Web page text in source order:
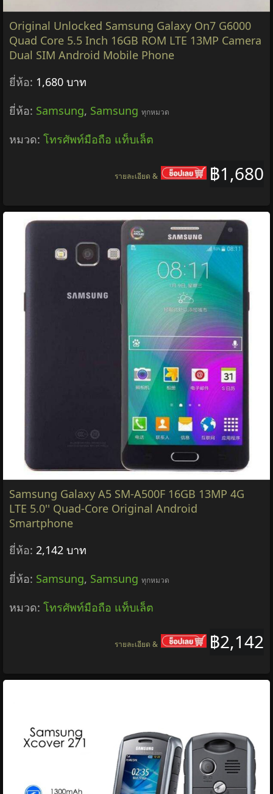
Original Unlocked Samsung Galaxy On7 G6000
Quad Core 5.5 Inch 16GB ROM LTE 13MP Camera
Dual SIM Android Mobile Phone
ยี่ห้อ: 1,680 บาท
ยี่ห้อ: Samsung, Samsung ทุกหมวด
หมวด: โทรศัพท์มือถือ แท็บเล็ต
฿1,680
รายละเอียด &
Samsung Galaxy A5 SM-A500F 16GB 13MP 4G
LTE 5.0'' Quad-Core Original Android
Smartphone
ยี่ห้อ: 2,142 บาท
ยี่ห้อ: Samsung, Samsung ทุกหมวด
หมวด: โทรศัพท์มือถือ แท็บเล็ต
฿2,142
รายละเอียด &